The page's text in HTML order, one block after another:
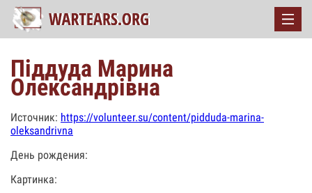
Піддуда Марина
Олександрівна
Источник: https://volunteer.su/content/pidduda-marina-
oleksandrivna
День рождения:
Картинка: